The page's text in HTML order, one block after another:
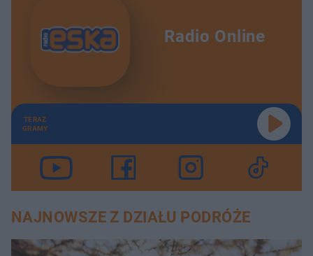
Radio Online
TERAZ
GRAMY
NAJNOWSZE Z DZIAŁU PODRÓŻE